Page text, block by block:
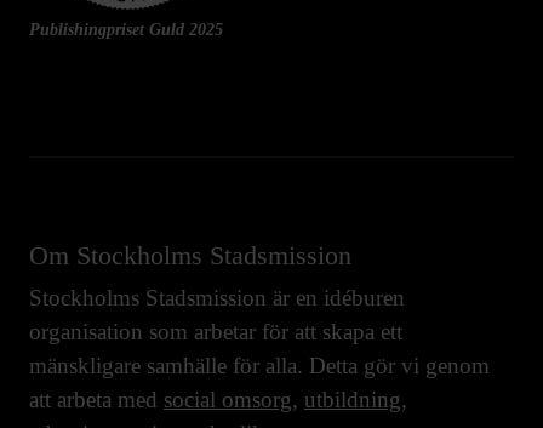
Publishingpriset Guld 2025
Om Stockholms Stadsmission
Stockholms Stadsmission är en idéburen
organisation som arbetar för att skapa ett
mänskligare samhälle för alla. Detta gör vi genom
att arbeta med social omsorg, utbildning,